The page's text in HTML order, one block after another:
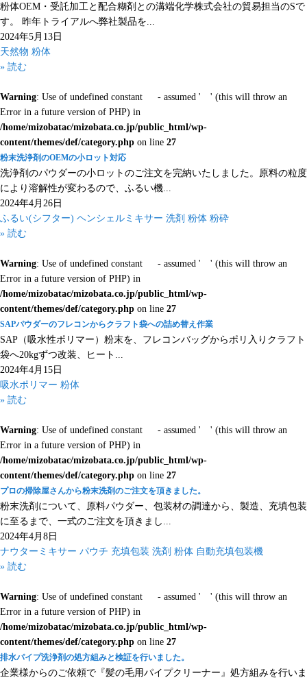
粉体OEM・受託加工と配合糊剤との溝端化学株式会社の貿易担当のSで
す。 昨年トライアルへ弊社製品を...
2024年5月13日
天然物 粉体
» 読む
Warning: Use of undefined constant - assumed ' ' (this will throw an
Error in a future version of PHP) in
/home/mizobatac/mizobata.co.jp/public_html/wp-
content/themes/def/category.php on line 27
粉末洗浄剤のOEMの小ロット対応
洗浄剤のパウダーの小ロットのご注文を完納いたしました。原料の粒度
により溶解性が変わるので、ふるい機...
2024年4月26日
ふるい(シフター) ヘンシェルミキサー 洗剤 粉体 粉砕
» 読む
Warning: Use of undefined constant - assumed ' ' (this will throw an
Error in a future version of PHP) in
/home/mizobatac/mizobata.co.jp/public_html/wp-
content/themes/def/category.php on line 27
SAPパウダーのフレコンからクラフト袋への詰め替え作業
SAP（吸水性ポリマー）粉末を、フレコンバッグからポリ入りクラフト
袋へ20kgずつ改装、ヒート...
2024年4月15日
吸水ポリマー 粉体
» 読む
Warning: Use of undefined constant - assumed ' ' (this will throw an
Error in a future version of PHP) in
/home/mizobatac/mizobata.co.jp/public_html/wp-
content/themes/def/category.php on line 27
プロの掃除屋さんから粉末洗剤のご注文を頂きました。
粉末洗剤について、原料パウダー、包装材の調達から、製造、充填包装
に至るまで、一式のご注文を頂きまし...
2024年4月8日
ナウターミキサー パウチ 充填包装 洗剤 粉体 自動充填包装機
» 読む
Warning: Use of undefined constant - assumed ' ' (this will throw an
Error in a future version of PHP) in
/home/mizobatac/mizobata.co.jp/public_html/wp-
content/themes/def/category.php on line 27
排水パイプ洗浄剤の処方組みと検証を行いました。
企業様からのご依頼で『髪の毛用パイプクリーナー』処方組みを行いま